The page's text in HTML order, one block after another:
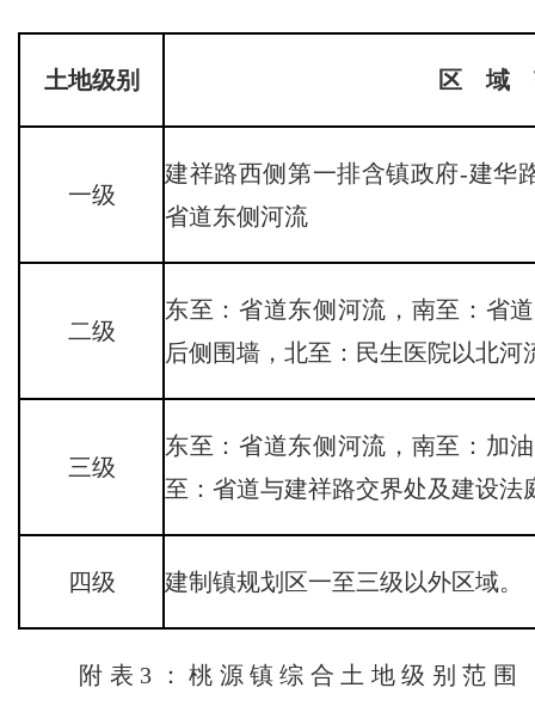
土地级别 区 域
一级
建祥路西侧第一排含镇政府-建华
省道东侧河流
二级
东至：省道东侧河流，南至：省
后侧围墙，北至：民生医院以北河
三级
东至：省道东侧河流，南至：加
至：省道与建祥路交界处及建设法
四级 建制镇规划区一至三级以外区域。
附表3：桃源镇综合土地级别范围